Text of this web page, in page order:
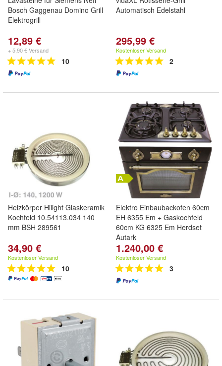
Bosch Gaggenau Domino Grill
Elektrogrill
12,89 €
+ 5,90 € Versand
10
Automatisch Edelstahl
295,99 €
Kostenloser Versand
2
Heizkörper Hilight Glaskeramik
Kochfeld 10.54113.034 140
mm BSH 289561
34,90 €
Kostenloser Versand
10
Elektro Einbaubackofen 60cm
EH 6355 Em + Gaskochfeld
60cm KG 6325 Em Herdset
Autark
1.240,00 €
Kostenloser Versand
3